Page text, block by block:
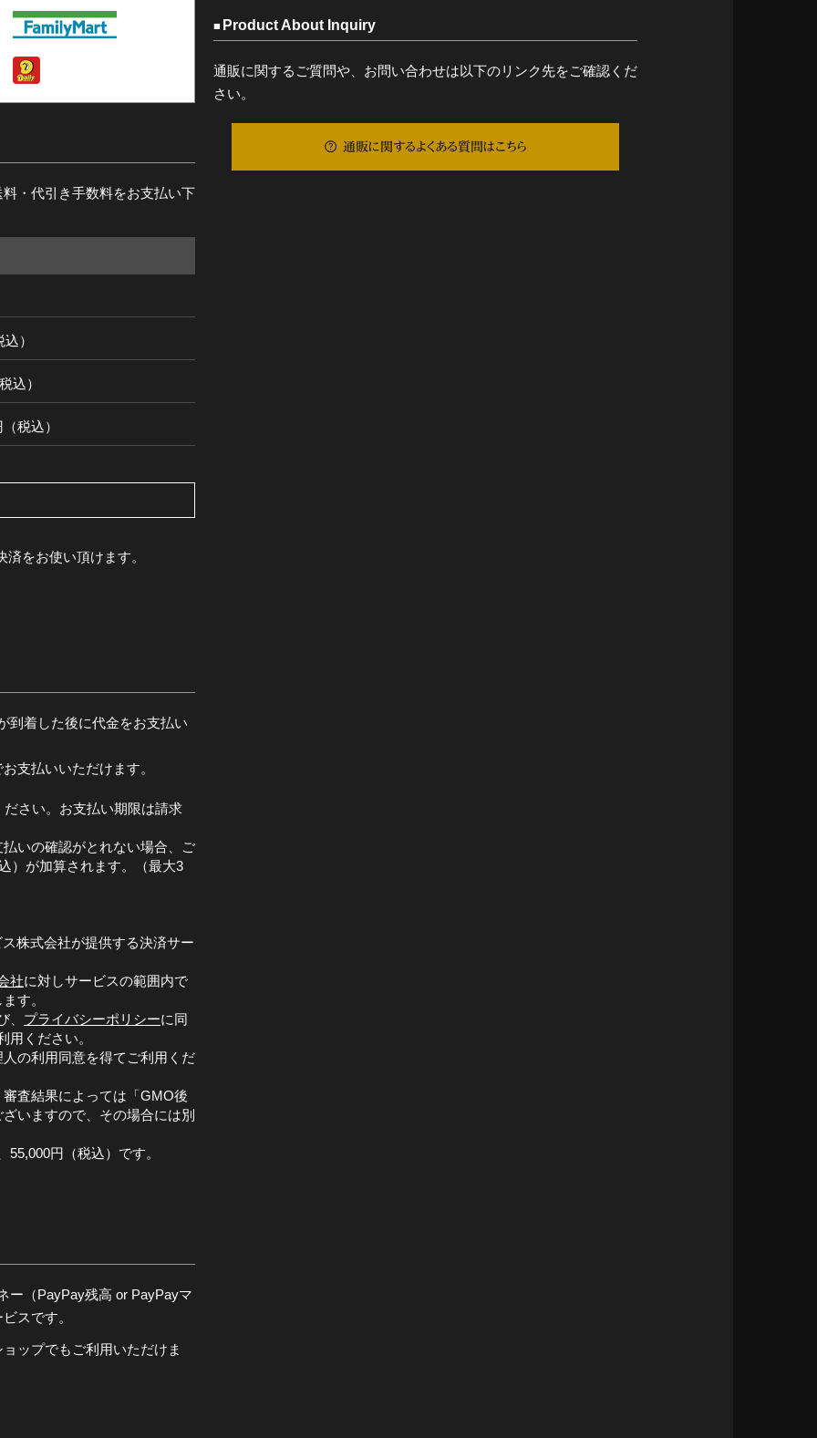
・代引き手数料をお支払い下
）
込）
税込）
をお使い頂けます。
到着した後に代金をお支払い
支払いいただけます。
さい。お支払い期限は請求
いの確認がとれない場合、ご
）が加算されます。（最大3
株式会社が提供する決済サー
社に対しサービスの範囲内で
す。
、 プライバシーポリシーに同
ください。
の利用同意を得てご利用くだ
査結果によっては「GMO後
いますので、その場合には別
円（税込）です。
ー（PayPay残高 or PayPayマ
スです。
ップでもご利用いただけま
Product About Inquiry
通販に関するご質問や、お問い合わせは以下のリンク先をご確認くだ
さい。
通販に関するよくある質問はこちら